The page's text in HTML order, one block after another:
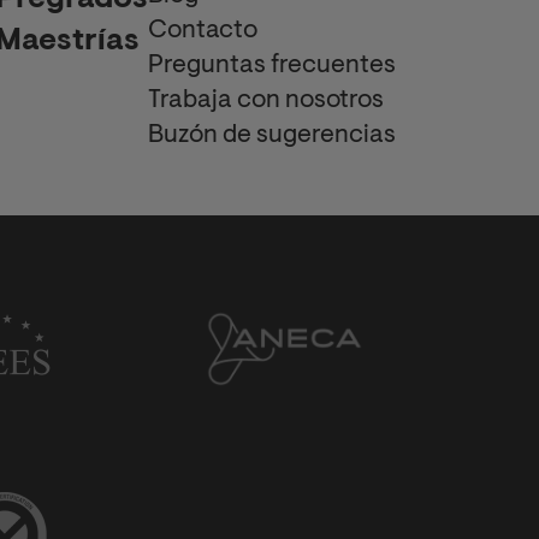
Contacto
Preguntas frecuentes
Trabaja con nosotros
Buzón de sugerencias